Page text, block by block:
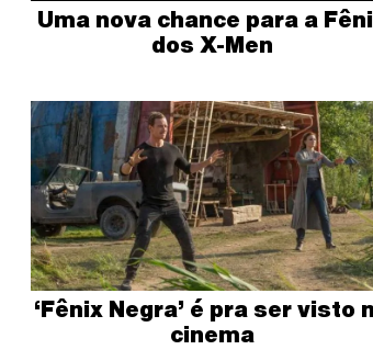
Uma nova chance para a
dos X-Men
‘Fênix Negra’ é pra ser visto
cinema